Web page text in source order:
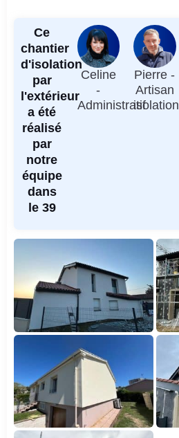
Ce
chantier
d'isolation
par
l'extérieur
a été
réalisé
par
notre
équipe
dans
le 39
Celine
-
Administratif
Pierre -
Artisan
isolation